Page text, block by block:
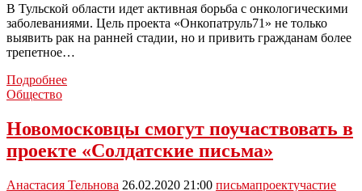
В Тульской области идет активная борьба с онкологическими
заболеваниями. Цель проекта «Онкопатруль71» не только
выявить рак на ранней стадии, но и привить гражданам более
трепетное…
ПодробнееУ
провериться
на
Общество
Новомосковцы смогут поучаствовать в
проекте «Солдатские письма»
Анастасия Тельнова 26.02.2020 21:00 письмапроектучастие